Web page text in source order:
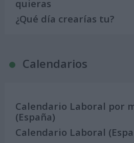
quieras
¿Qué día crearías tu?
Calendarios
Calendario Laboral por
(España)
Calendario Laboral